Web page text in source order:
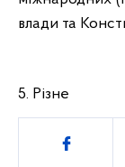
влади та
5. Різне
Поділитись